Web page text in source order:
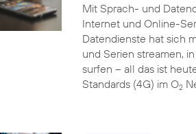
Mit Sprach- und
Internet und Online-
Datendienste hat sich
und Serien streamen,
surfen – all das ist
Standards (4G) im O2